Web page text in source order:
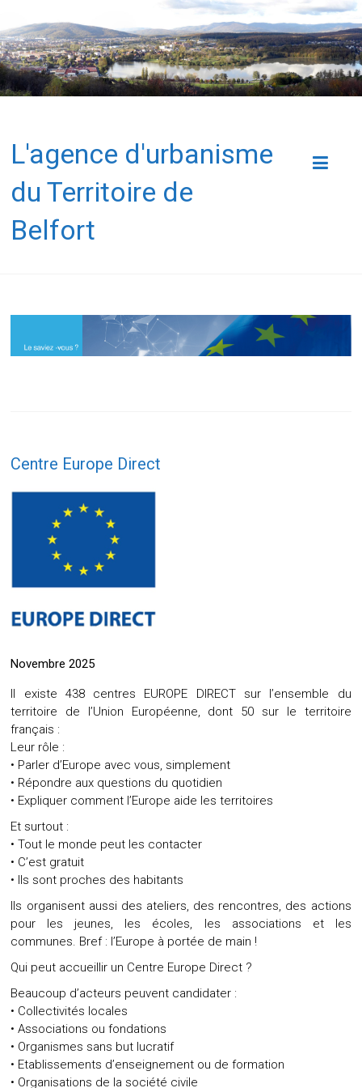
L'agence d'urbanisme
du Territoire de
Belfort
Centre Europe Direct
Novembre 2025
Il existe 438 centres EUROPE DIRECT sur l’ensemble du
territoire de l’Union Européenne, dont 50 sur le territoire
français :
Leur rôle :
• Parler d’Europe avec vous, simplement
• Répondre aux questions du quotidien
• Expliquer comment l’Europe aide les territoires
Et surtout :
• Tout le monde peut les contacter
• C’est gratuit
• Ils sont proches des habitants
Ils organisent aussi des ateliers, des rencontres, des actions
pour les jeunes, les écoles, les associations et les
communes. Bref : l’Europe à portée de main !
Qui peut accueillir un Centre Europe Direct ?
Beaucoup d’acteurs peuvent candidater :
• Collectivités locales
• Associations ou fondations
• Organismes sans but lucratif
• Etablissements d’enseignement ou de formation
• Organisations de la société civile